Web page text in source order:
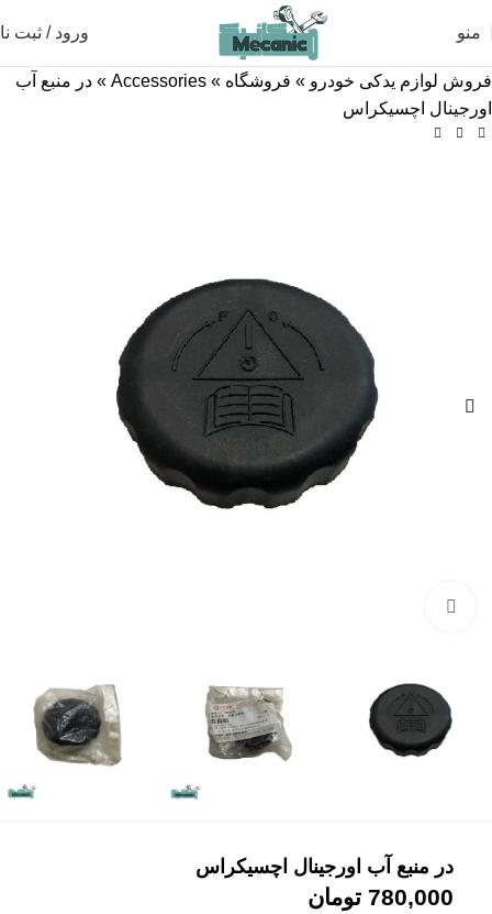
منو ورود / ثبت
فروش لوازم یدکی خودرو » فروشگاه »
Accessories
» در منبع آب
اورجینال اچسیکراس
در منبع آب اورجینال اچسیکراس
780,000 تومان